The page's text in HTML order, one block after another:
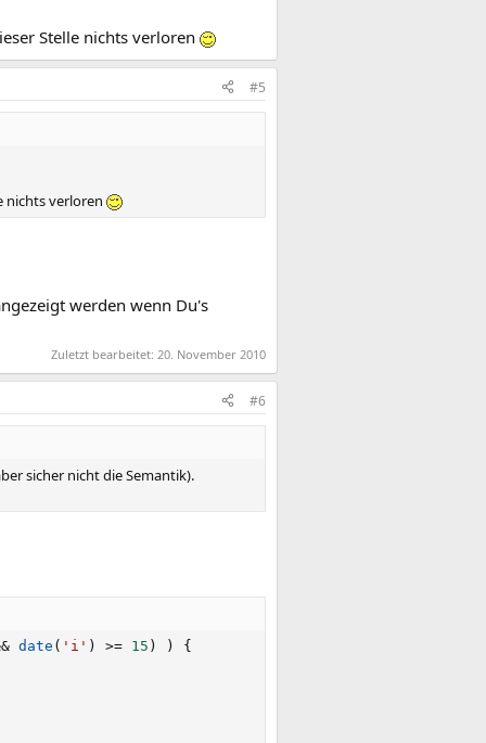
Stelle nichts verloren
#5
nichts verloren
werden wenn Du's
Zuletzt bearbeitet: 20. November 2010
#6
sicher nicht die Semantik).
date ( 'i' ) >= 15 ) ) {